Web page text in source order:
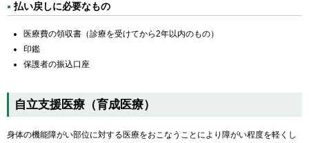
払い戻しに必要なもの
医療費の領収書（診療を受けてから2年以内のもの）
印鑑
保護者の振込口座
自立支援医療（育成医療）
身体の機能障がい部位に対する医療をおこなうことにより障がい程度を軽くし